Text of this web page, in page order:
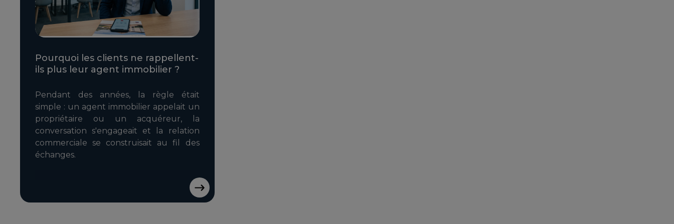
Pourquoi les clients ne rappellent-
ils plus leur agent immobilier ?
Pendant des années, la règle était
simple : un agent immobilier appelait un
propriétaire ou un acquéreur, la
conversation s'engageait et la relation
commerciale se construisait au fil des
échanges.